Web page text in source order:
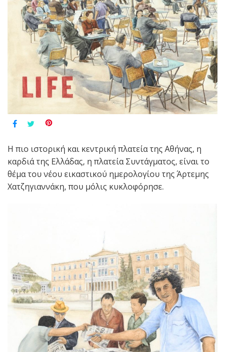
Η πιο ιστορική και κεντρική πλατεία της Αθήνας, η
καρδιά της Ελλάδας, η πλατεία Συντάγματος, είναι το
θέμα του νέου εικαστικού ημερολογίου της Άρτεμης
Χατζηγιαννάκη, που μόλις κυκλοφόρησε.